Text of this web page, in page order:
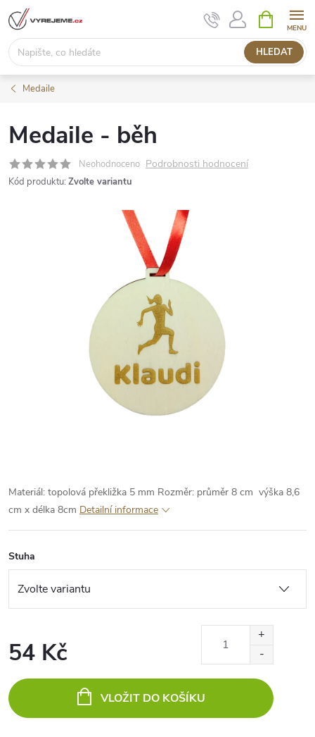
Přejít
na
obsah
HLEDAT
NÁKUPNÍ
KOŠÍK
Medaile
Medaile - běh
Neohodnoceno Podrobnosti hodnocení
Kód produktu: Zvolte variantu
Materiál: topolová překližka 5 mm Rozměr: průměr 8 cm výška 8,6
cm x délka 8cm Detailní informace
Stuha
54 Kč
cena:
VLOŽIT DO KOŠÍKU